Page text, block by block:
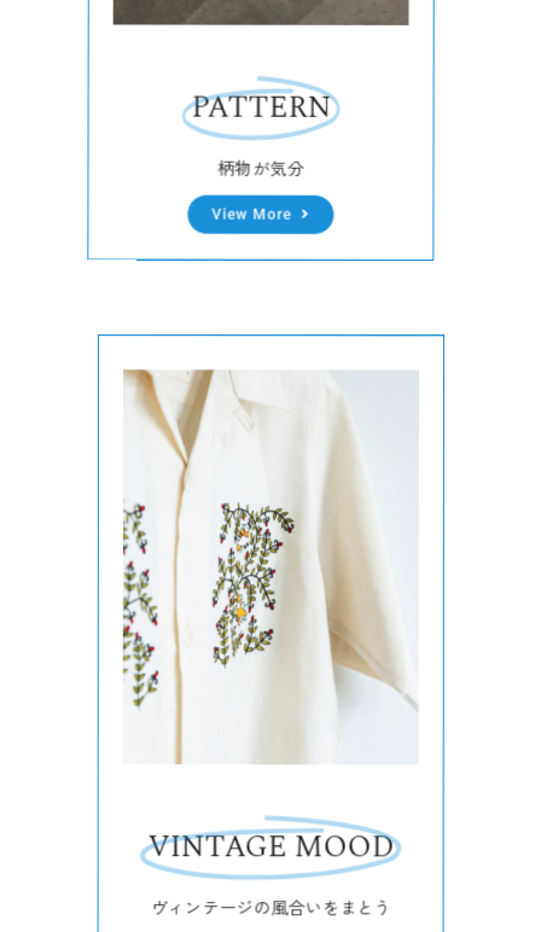
PATTERN
柄物が気分
View More
VINTAGE MOOD
ヴィンテージの風合いをまとう